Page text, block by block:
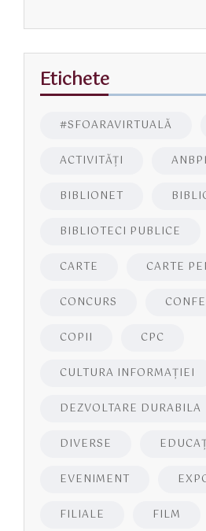
Etichete
#SFOARAVIRTUALĂ
ACTIVITĂŢI
BIBLIONET
BIBLIOTECI PUBLICE
CARTE CARTE
CONCURS
COPII CPC
CULTURA INFORMAŢIEI
DEZVOLTARE DURABILA
DIVERSE
EVENIMENT
FILIALE FILM